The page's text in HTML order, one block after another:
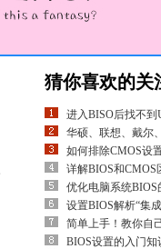
猜你喜欢的关
进入BISO后找不
华硕、联想、戴尔
如何排除CMOS设
详解BIOS和CMOS
优化电脑系统BIOS
设置BIOS解析“集
简单上手！教你自
BIOS设置的入门知